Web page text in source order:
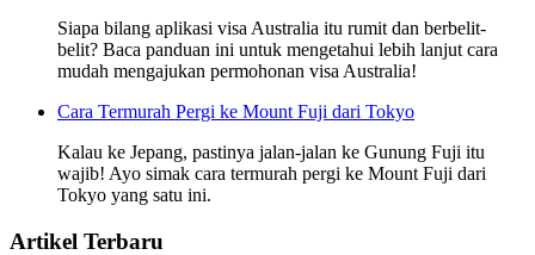
Siapa bilang aplikasi visa Australia itu rumit dan berbelit-
belit? Baca panduan ini untuk mengetahui lebih lanjut cara
mudah mengajukan permohonan visa Australia!
Cara Termurah Pergi ke Mount Fuji dari Tokyo
Kalau ke Jepang, pastinya jalan-jalan ke Gunung Fuji itu
wajib! Ayo simak cara termurah pergi ke Mount Fuji dari
Tokyo yang satu ini.
Artikel Terbaru